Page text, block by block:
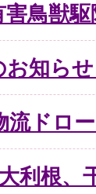
鳥獣
お知ら
ドロ
利根、